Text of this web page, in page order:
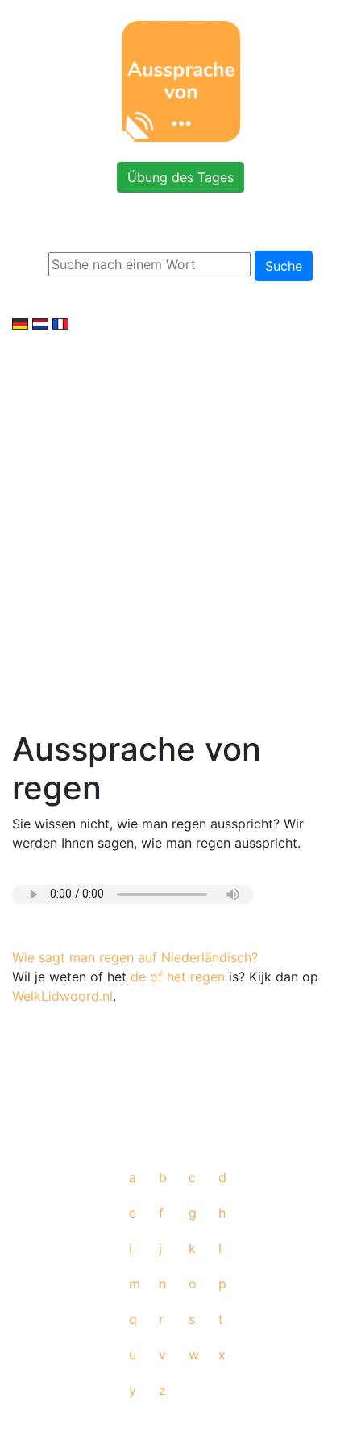
Übung des Tages
Suche
Aussprache von
regen
Sie wissen nicht, wie man regen ausspricht? Wir
werden Ihnen sagen, wie man regen ausspricht.
Wie sagt man regen auf Niederländisch?
Wil je weten of het de of het regen is? Kijk dan op
WelkLidwoord.nl.
a b c d
e f g h
i j k l
m n o p
q r s t
u v w x
y z